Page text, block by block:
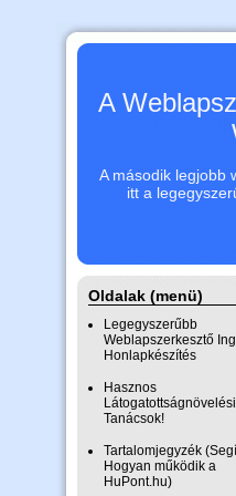
A
A második legjobb
itt a
Oldalak (menü)
Legegyszerűbb
Weblapszerkesztő
Honlapkészítés
Hasznos
Látogatottságnövelési
Tanácsok!
Tartalomjegyzék
Hogyan működik a
HuPont.hu)